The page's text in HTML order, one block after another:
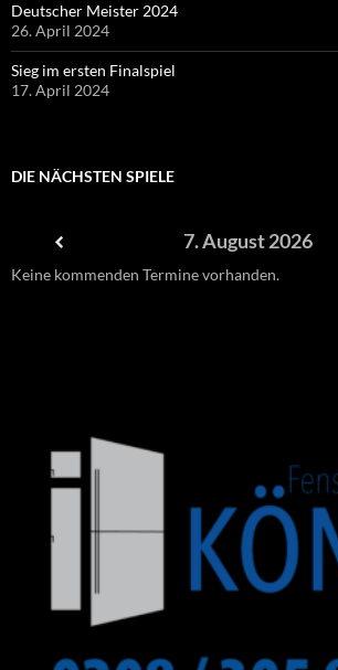
Deutscher Meister 2024
26. April 2024
Sieg im ersten Finalspiel
17. April 2024
DIE NÄCHSTEN SPIELE
7. August 2026
Keine kommenden Termine vorhanden.